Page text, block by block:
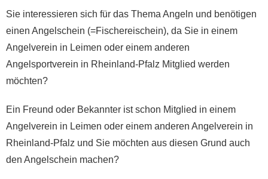
Sie interessieren sich für das Thema Angeln und benötigen
einen Angelschein (=Fischereischein), da Sie in einem
Angelverein in Leimen oder einem anderen
Angelsportverein in Rheinland-Pfalz Mitglied werden
möchten?
Ein Freund oder Bekannter ist schon Mitglied in einem
Angelverein in Leimen oder einem anderen Angelverein in
Rheinland-Pfalz und Sie möchten aus diesen Grund auch
den Angelschein machen?